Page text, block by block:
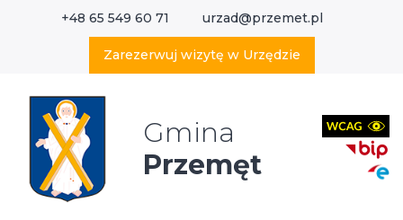
+48 65 549 60 71 urzad@przemet.pl
Zarezerwuj wizytę w Urzędzie
Gmina
Przemęt
Wyszukaj w serwisie